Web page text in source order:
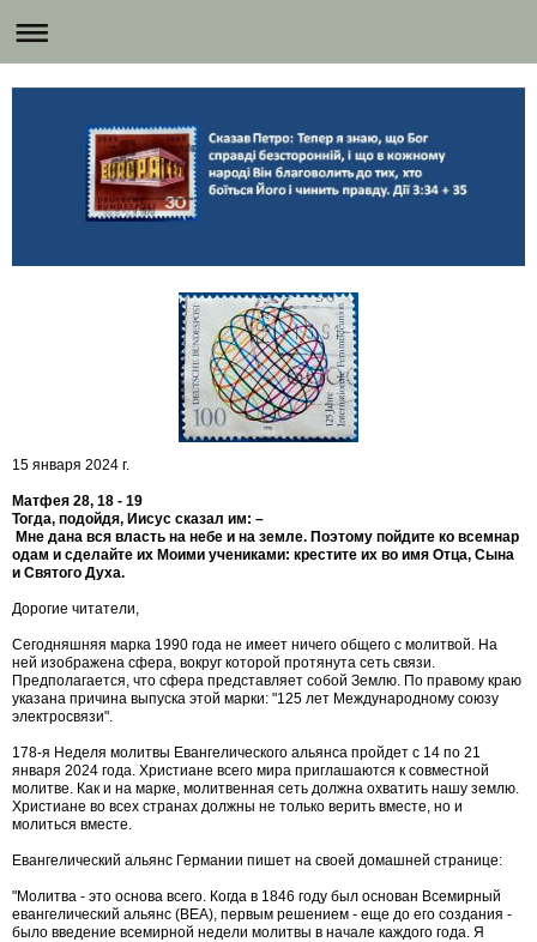
15 января 2024 г.
Матфея 28, 18 - 19
Тогда, подойдя, Иисус сказал им: –
Мне дана вся власть на небе и на земле. Поэтому пойдите ко всемнар
одам и сделайте их Моими учениками: крестите их во имя Отца, Сына
и Святого Духа.
Дорогие читатели,
Сегодняшняя марка 1990 года не имеет ничего общего с молитвой. На
ней изображена сфера, вокруг которой протянута сеть связи.
Предполагается, что сфера представляет собой Землю. По правому краю
указана причина выпуска этой марки: "125 лет Международному союзу
электросвязи".
178-я Неделя молитвы Евангелического альянса пройдет с 14 по 21
января 2024 года. Христиане всего мира приглашаются к совместной
молитве. Как и на марке, молитвенная сеть должна охватить нашу землю.
Христиане во всех странах должны не только верить вместе, но и
молиться вместе.
Евангелический альянс Германии пишет на своей домашней странице:
"Молитва - это основа всего. Когда в 1846 году был основан Всемирный
евангелический альянс (ВЕА), первым решением - еще до его создания -
было введение всемирной недели молитвы в начале каждого года. Я